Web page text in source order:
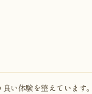
い体験を整えています。